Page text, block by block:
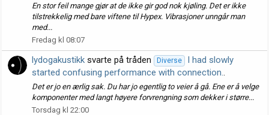
En stor feil mange gjør at de ikke gir god nok kjøling. Det er ikke
tilstrekkelig med bare viftene til Hypex. Vibrasjoner unngår man
med...
Fredag kl 08:07
lydogakustikk svarte på tråden Diverse
I had slowly
started confusing performance with connection..
Det er jo en ærlig sak. Du har jo egentlig to veier å gå. Ene er å velge
komponenter med langt høyere forvrengning som dekker i større...
Torsdag kl 22:00